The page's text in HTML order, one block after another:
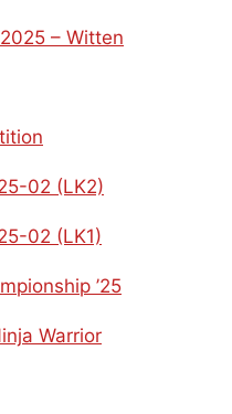
– Witten
02 (LK2)
02 (LK1)
’25
Warrior